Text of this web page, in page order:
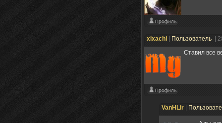
xixachi Пользователь
|
Ставил все
VanHLir